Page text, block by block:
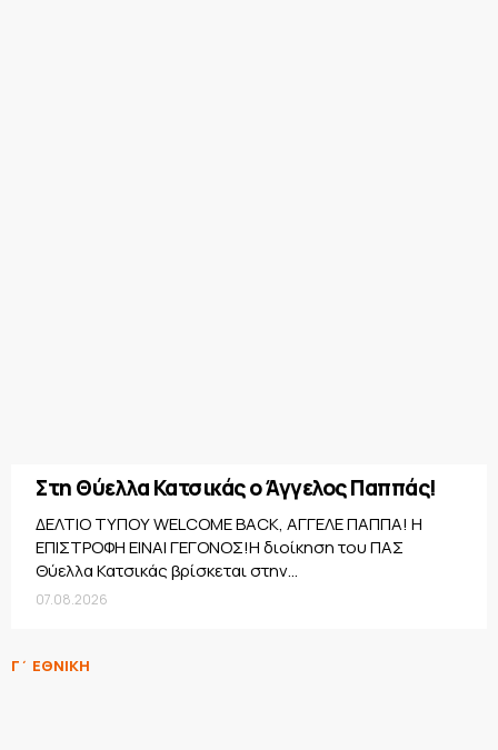
Στη Θύελλα Κατσικάς ο Άγγελος Παππάς!
ΔΕΛΤΙΟ ΤΥΠΟΥ WELCOME BACK, ΑΓΓΕΛΕ ΠΑΠΠΑ! Η
ΕΠΙΣΤΡΟΦΗ ΕΙΝΑΙ ΓΕΓΟΝΟΣ!Η διοίκηση του ΠΑΣ
Θύελλα Κατσικάς βρίσκεται στην...
07.08.2026
Γ΄ ΕΘΝΙΚΗ